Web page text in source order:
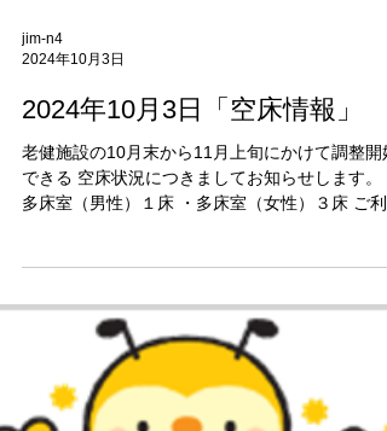
jim-n4
2024年10月3日
2024年10月3日「空床情報」
老健施設の10月末から11月上旬にかけて調整開
できる 空床状況につきましてお知らせします。
多床室（男性）１床 ・多床室（女性）３床 ご利
に関する詳細につきましては添付のPDFファイル
に 記載していますのでぜひご覧ください。